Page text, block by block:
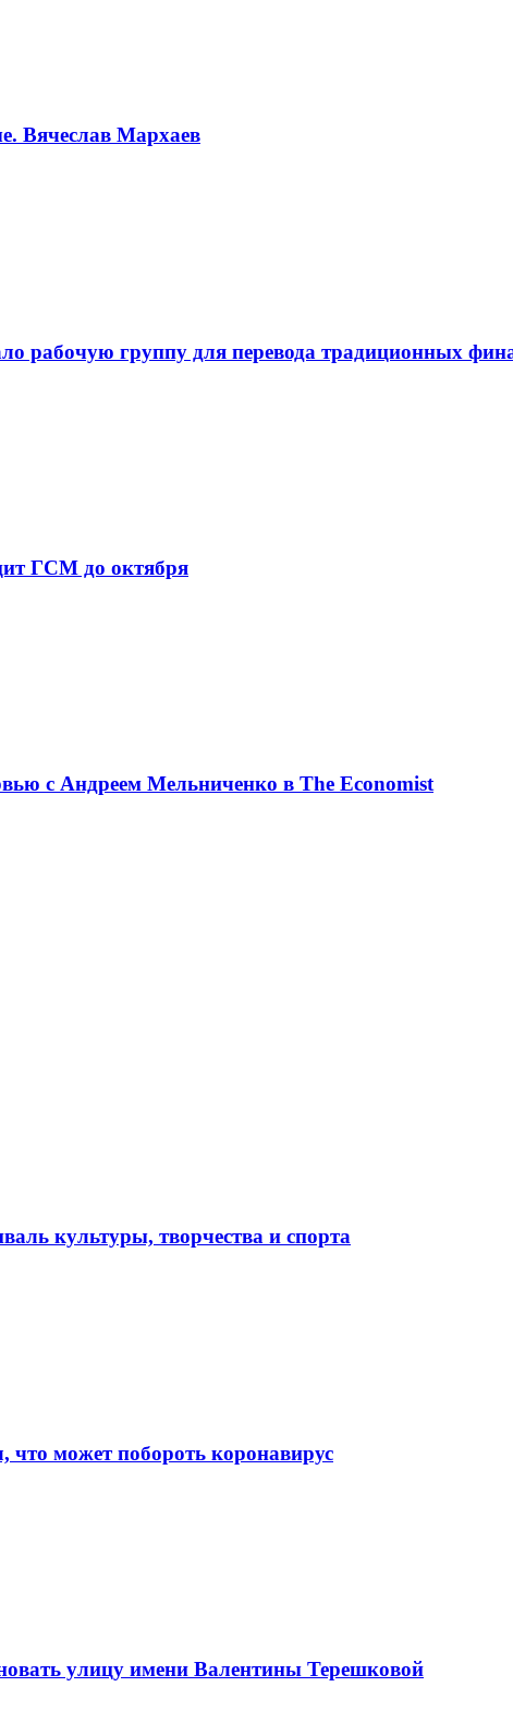
Вячеслав Мархаев
рабочую группу для перевода традиционных
ГСМ до октября
с Андреем Мельниченко в The Economist
культуры, творчества и спорта
что может побороть коронавирус
улицу имени Валентины Терешковой